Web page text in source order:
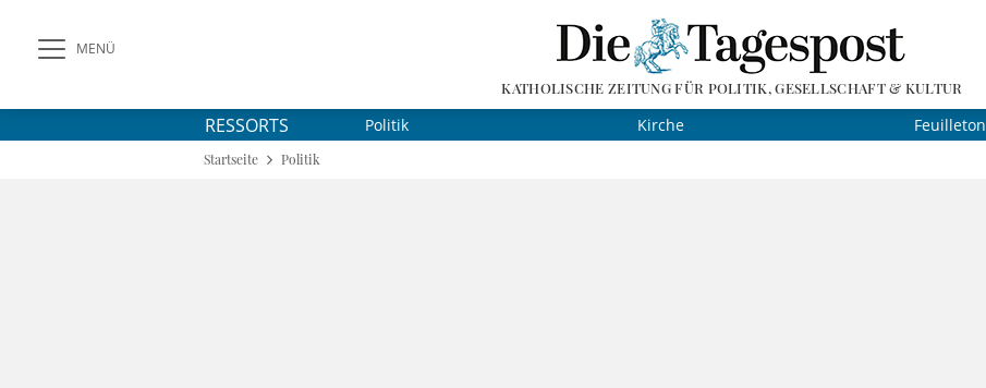
MENÜ
KATHOLISCHE ZEITUNG FÜR POLITIK, GESELLSCHAFT & KULTUR
RESSORTS Politik Kirche Feuilleton
Startseite Politik